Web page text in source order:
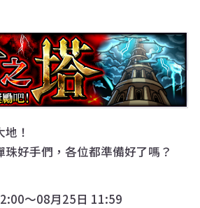
！
好手們，各位都準備好了嗎？
〜08月25日 11:59